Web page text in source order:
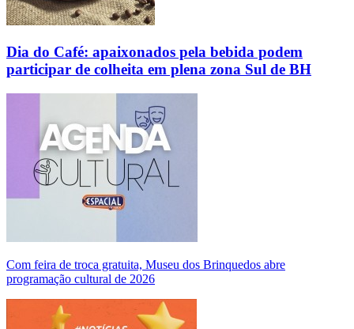
Dia do Café: apaixonados pela bebida podem
participar de colheita em plena zona Sul de BH
Com feira de troca gratuita, Museu dos Brinquedos abre
programação cultural de 2026